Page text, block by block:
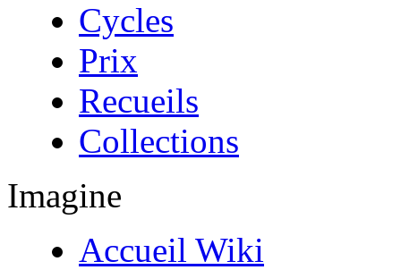
Cycles
Prix
Recueils
Collections
Imagine
Accueil Wiki